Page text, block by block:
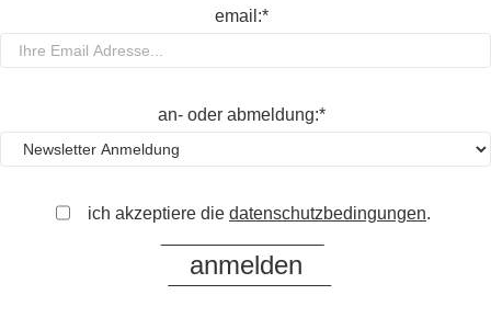
email:*
an- oder abmeldung:*
ich akzeptiere die datenschutzbedingungen.